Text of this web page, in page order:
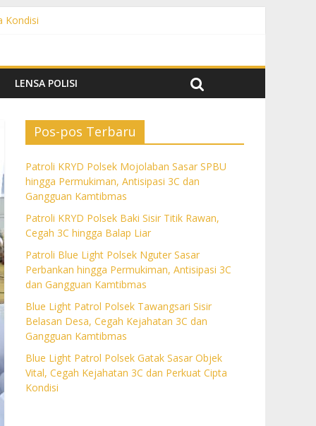
Kondisi
Gangguan Kamtibmas
Kamtibmas
LENSA POLISI
Pos-pos Terbaru
Patroli KRYD Polsek Mojolaban Sasar SPBU
hingga Permukiman, Antisipasi 3C dan
Gangguan Kamtibmas
Patroli KRYD Polsek Baki Sisir Titik Rawan,
Cegah 3C hingga Balap Liar
Patroli Blue Light Polsek Nguter Sasar
Perbankan hingga Permukiman, Antisipasi 3C
dan Gangguan Kamtibmas
Blue Light Patrol Polsek Tawangsari Sisir
Belasan Desa, Cegah Kejahatan 3C dan
Gangguan Kamtibmas
Blue Light Patrol Polsek Gatak Sasar Objek
Vital, Cegah Kejahatan 3C dan Perkuat Cipta
Kondisi